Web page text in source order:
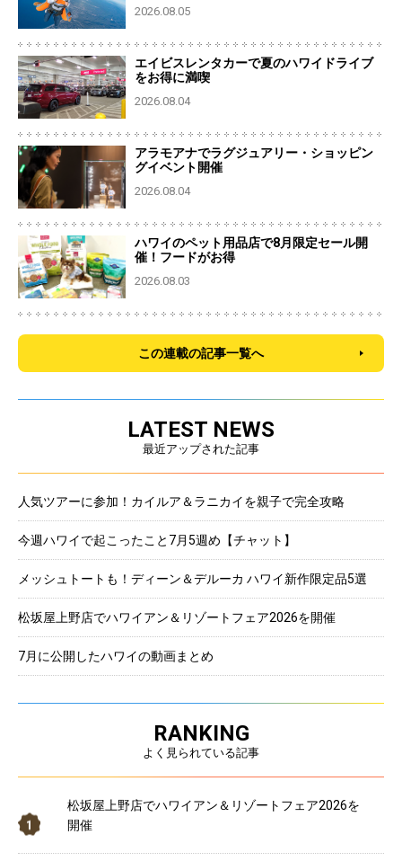
2026.08.05
エイビスレンタカーで夏のハワイドライブ
をお得に満喫
2026.08.04
アラモアナでラグジュアリー・ショッピン
グイベント開催
2026.08.04
ハワイのペット用品店で8月限定セール開
催！フードがお得
2026.08.03
この連載の記事一覧へ
LATEST NEWS
最近アップされた記事
人気ツアーに参加！カイルア＆ラニカイを親子で完全攻略
今週ハワイで起こったこと7月5週め【チャット】
メッシュトートも！ディーン＆デルーカ ハワイ新作限定品5選
松坂屋上野店でハワイアン＆リゾートフェア2026を開催
7月に公開したハワイの動画まとめ
RANKING
よく見られている記事
松坂屋上野店でハワイアン＆リゾートフェア2026を
開催